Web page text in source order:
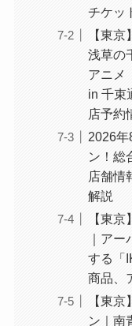
チケッ
【東
浅草の
アニメ
in 千束
店予約
2026
ン！総
店舗情
解説
【東
｜ア
する「
商品、
【東
ン｜南